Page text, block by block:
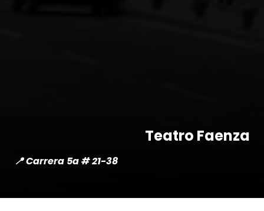
Teatro Faenza
📍 Carrera 5a # 21-38